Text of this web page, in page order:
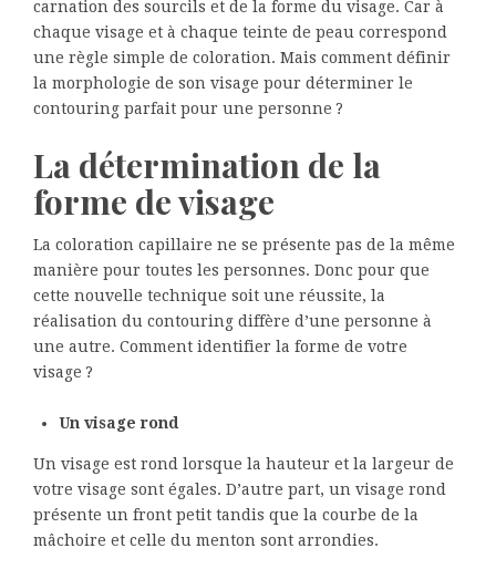
carnation des sourcils et de la forme du visage. Car à
chaque visage et à chaque teinte de peau correspond
une règle simple de coloration. Mais comment définir
la morphologie de son visage pour déterminer le
contouring parfait pour une personne ?
La détermination de la
forme de visage
La coloration capillaire ne se présente pas de la même
manière pour toutes les personnes. Donc pour que
cette nouvelle technique soit une réussite, la
réalisation du contouring diffère d’une personne à
une autre. Comment identifier la forme de votre
visage ?
Un visage rond
Un visage est rond lorsque la hauteur et la largeur de
votre visage sont égales. D’autre part, un visage rond
présente un front petit tandis que la courbe de la
mâchoire et celle du menton sont arrondies.